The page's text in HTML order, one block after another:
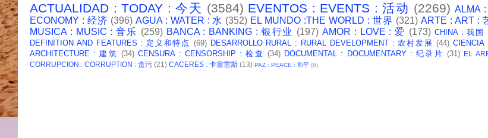
ACTUALIDAD : TODAY : 今天 (3584) EVENTOS : EVENTS : 活动 (2269) ALMA
ECONOMY : 经济 (396) AGUA : WATER : 水 (352) EL MUNDO :THE WORLD : 世界 (321) ARTE : ART :
MUSICA : MUSIC : 音乐 (259) BANCA : BANKING : 银行业 (197) AMOR : LOVE : 爱 (173) CHINA : 我国
DEFINITION AND FEATURES : 定义和特点 (69) DESARROLLO RURAL : RURAL DEVELOPMENT : 农村发展 (44)
ARCHITECTURE : 建筑 (34) CENSURA : CENSORSHIP : 检查 (34) DOCUMENTAL : DOCUMENTARY : 纪录片 (31) EL
CORRUPCION : CORRUPTION : 贪污 (21) CACERES : 卡塞雷斯 (13) PAZ : PEACE : 和平 (6)